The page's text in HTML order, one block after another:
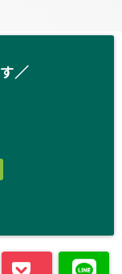
／